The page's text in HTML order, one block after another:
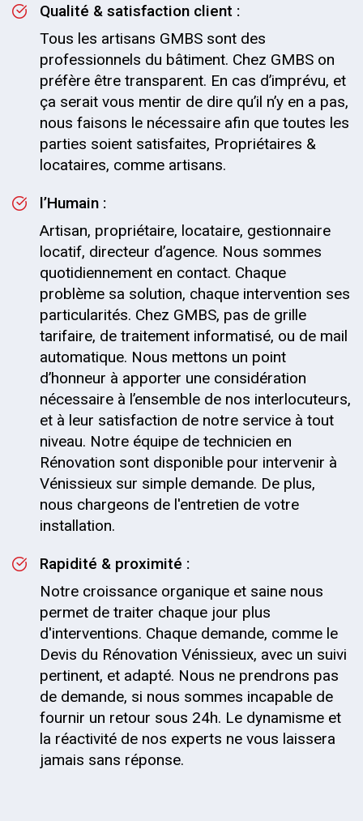
Qualité & satisfaction client :
Tous les artisans GMBS sont des
professionnels du bâtiment. Chez GMBS on
préfère être transparent. En cas d’imprévu, et
ça serait vous mentir de dire qu’il n’y en a pas,
nous faisons le nécessaire afin que toutes les
parties soient satisfaites, Propriétaires &
locataires, comme artisans.
l’Humain :
Artisan, propriétaire, locataire, gestionnaire
locatif, directeur d’agence. Nous sommes
quotidiennement en contact. Chaque
problème sa solution, chaque intervention ses
particularités. Chez GMBS, pas de grille
tarifaire, de traitement informatisé, ou de mail
automatique. Nous mettons un point
d’honneur à apporter une considération
nécessaire à l’ensemble de nos interlocuteurs,
et à leur satisfaction de notre service à tout
niveau. Notre équipe de technicien en
Rénovation sont disponible pour intervenir à
Vénissieux sur simple demande. De plus,
nous chargeons de l'entretien de votre
installation.
Rapidité & proximité :
Notre croissance organique et saine nous
permet de traiter chaque jour plus
d'interventions. Chaque demande, comme le
Devis du Rénovation Vénissieux, avec un suivi
pertinent, et adapté. Nous ne prendrons pas
de demande, si nous sommes incapable de
fournir un retour sous 24h. Le dynamisme et
la réactivité de nos experts ne vous laissera
jamais sans réponse.